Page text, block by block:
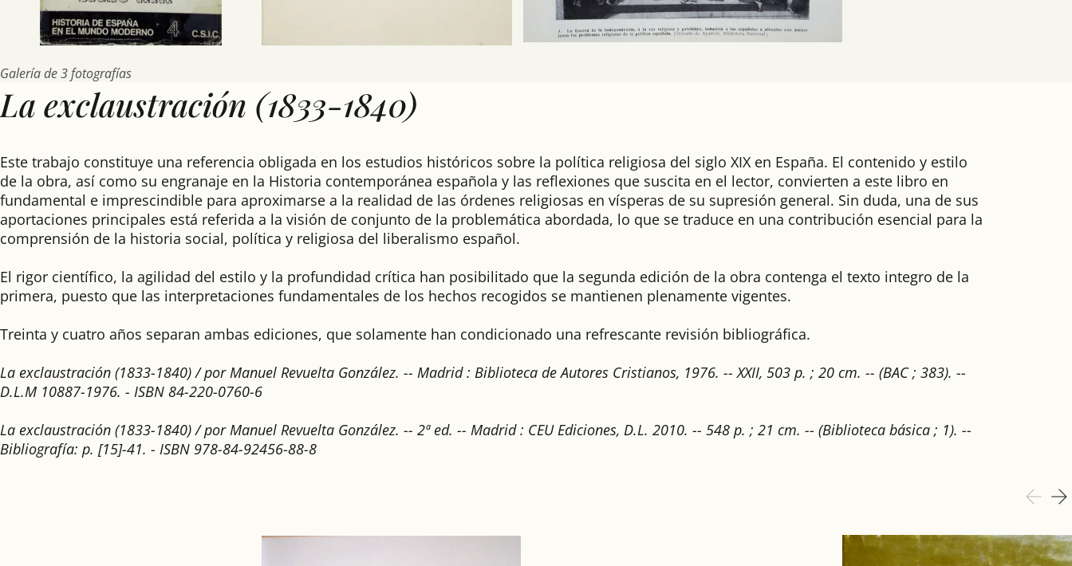
Galería de 3 fotografías
La exclaustración (1833-1840)
Este trabajo constituye una referencia obligada en los estudios históricos sobre la política religiosa del siglo XIX en España. El contenido y estilo
de la obra, así como su engranaje en la Historia contemporánea española y las reflexiones que suscita en el lector, convierten a este libro en
fundamental e imprescindible para aproximarse a la realidad de las órdenes religiosas en vísperas de su supresión general. Sin duda, una de sus
aportaciones principales está referida a la visión de conjunto de la problemática abordada, lo que se traduce en una contribución esencial para la
comprensión de la historia social, política y religiosa del liberalismo español.
El rigor científico, la agilidad del estilo y la profundidad crítica han posibilitado que la segunda edición de la obra contenga el texto integro de la
primera, puesto que las interpretaciones fundamentales de los hechos recogidos se mantienen plenamente vigentes.
Treinta y cuatro años separan ambas ediciones, que solamente han condicionado una refrescante revisión bibliográfica.
La exclaustración (1833-1840) / por Manuel Revuelta González. -- Madrid : Biblioteca de Autores Cristianos, 1976. -- XXII, 503 p. ; 20 cm. -- (BAC ; 383). --
D.L.M 10887-1976. - ISBN 84-220-0760-6
La exclaustración (1833-1840) / por Manuel Revuelta González. -- 2ª ed. -- Madrid : CEU Ediciones, D.L. 2010. -- 548 p. ; 21 cm. -- (Biblioteca básica ; 1). --
Bibliografía: p. [15]-41. - ISBN 978-84-92456-88-8